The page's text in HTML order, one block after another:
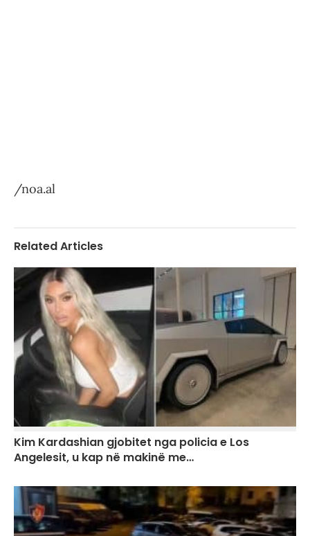
/noa.al
Related Articles
Kim Kardashian gjobitet nga policia e Los
Angelesit, u kap në makinë me…